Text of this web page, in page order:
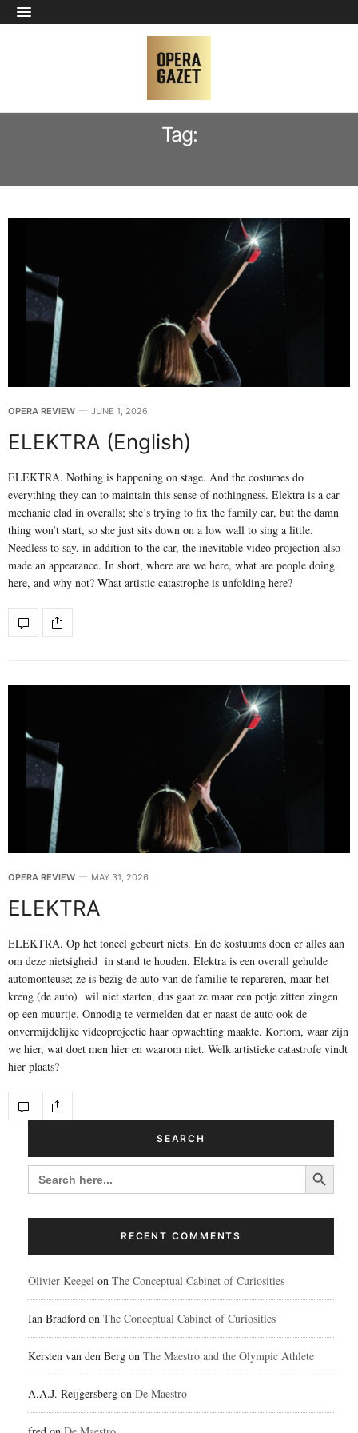
Tag:
OPERA REVIEW JUNE 1, 2026
ELEKTRA (English)
ELEKTRA. Nothing is happening on stage. And the costumes do
everything they can to maintain this sense of nothingness. Elektra is a car
mechanic clad in overalls; she’s trying to fix the family car, but the damn
thing won’t start, so she just sits down on a low wall to sing a little.
Needless to say, in addition to the car, the inevitable video projection also
made an appearance. In short, where are we here, what are people doing
here, and why not? What artistic catastrophe is unfolding here?
OPERA REVIEW MAY 31, 2026
ELEKTRA
ELEKTRA. Op het toneel gebeurt niets. En de kostuums doen er alles aan
om deze nietsigheid in stand te houden. Elektra is een overall gehulde
automonteuse; ze is bezig de auto van de familie te repareren, maar het
kreng (de auto) wil niet starten, dus gaat ze maar een potje zitten zingen
op een muurtje. Onnodig te vermelden dat er naast de auto ook de
onvermijdelijke videoprojectie haar opwachting maakte. Kortom, waar zijn
we hier, wat doet men hier en waarom niet. Welk artistieke catastrofe vindt
hier plaats?
SEARCH
SEARCH
FOR:
Search Button
RECENT COMMENTS
Olivier Keegel on The Conceptual Cabinet of Curiosities
Ian Bradford on The Conceptual Cabinet of Curiosities
Kersten van den Berg on The Maestro and the Olympic Athlete
A.A.J. Reijgersberg on De Maestro